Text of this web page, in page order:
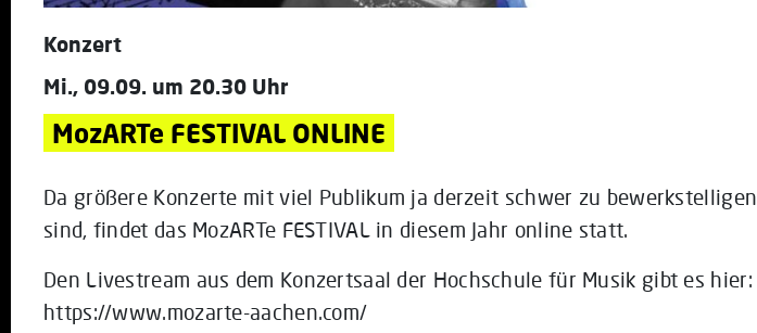
Konzert
Mi., 09.09. um 20.30 Uhr
MozARTe FESTIVAL ONLINE
Da größere Konzerte mit viel Publikum ja derzeit schwer zu bewerkstelligen
sind, findet das MozARTe FESTIVAL in diesem Jahr online statt.
Den Livestream aus dem Konzertsaal der Hochschule für Musik gibt es hier:
https://www.mozarte-aachen.com/